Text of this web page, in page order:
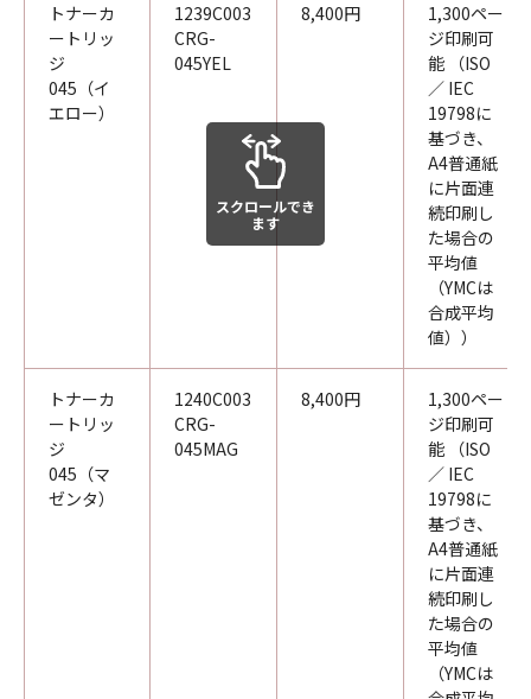
トナーカ
ートリッ
ジ
045（イ
エロー）
1239C003
CRG-
045YEL
8,400円
1,300ペー
ジ印刷可
能 （ISO
／ IEC
19798に
基づき、
A4普通紙
に片面連
続印刷し
た場合の
平均値
（YMCは
合成平均
値））
トナーカ
ートリッ
ジ
045（マ
ゼンタ）
1240C003
CRG-
045MAG
8,400円
1,300ペー
ジ印刷可
能 （ISO
／ IEC
19798に
基づき、
A4普通紙
に片面連
続印刷し
た場合の
平均値
（YMCは
スクロールでき
ます